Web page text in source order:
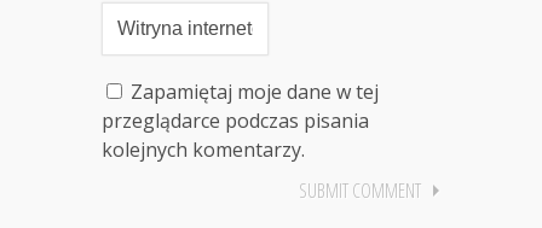
Zapamiętaj moje dane w tej
przeglądarce podczas pisania
kolejnych komentarzy.